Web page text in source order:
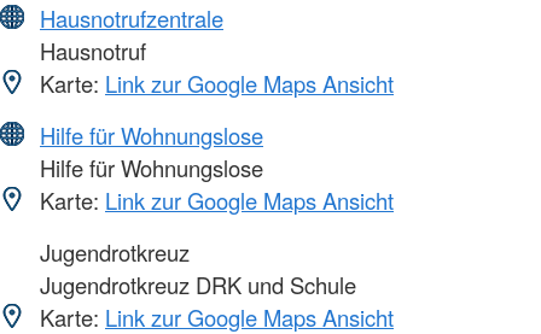
Hausnotrufzentrale
Hausnotruf
Karte: Link zur Google Maps Ansicht
Hilfe für Wohnungslose
Hilfe für Wohnungslose
Karte: Link zur Google Maps Ansicht
Jugendrotkreuz
Jugendrotkreuz DRK und Schule
Karte: Link zur Google Maps Ansicht